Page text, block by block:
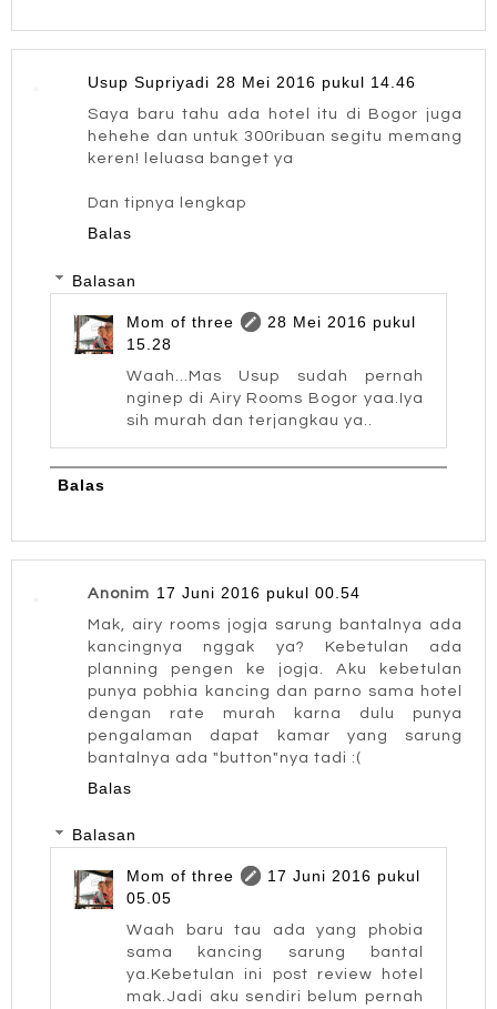
Usup Supriyadi 28 Mei 2016 pukul 14.46
Saya baru tahu ada hotel itu di Bogor juga
hehehe dan untuk 300ribuan segitu memang
keren! leluasa banget ya
Dan tipnya lengkap
Balas
Balasan
Mom of three
28 Mei 2016 pukul
15.28
Waah...Mas Usup sudah pernah
nginep di Airy Rooms Bogor yaa.Iya
sih murah dan terjangkau ya..
Balas
Anonim 17 Juni 2016 pukul 00.54
Mak, airy rooms jogja sarung bantalnya ada
kancingnya nggak ya? Kebetulan ada
planning pengen ke jogja. Aku kebetulan
punya pobhia kancing dan parno sama hotel
dengan rate murah karna dulu punya
pengalaman dapat kamar yang sarung
bantalnya ada "button"nya tadi :(
Balas
Balasan
Mom of three
17 Juni 2016 pukul
05.05
Waah baru tau ada yang phobia
sama kancing sarung bantal
ya.Kebetulan ini post review hotel
mak.Jadi aku sendiri belum pernah